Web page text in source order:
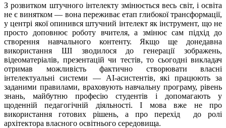
З розвитком штучного інтелекту змінюється весь світ, і освіта
не є винятком — вона переживає етап глибокої трансформації,
у центрі якої опинився штучний інтелект як інструмент, що не
просто доповнює роботу вчителя, а змінює сам підхід до
створення навчального контенту. Якщо ще донедавна
використання ШІ зводилося до генерації зображень,
відеоматеріалів, презентацій чи тестів, то сьогодні викладач
отримав можливість фактично створювати власні
інтелектуальні системи — AI-асистентів, які працюють за
заданими правилами, враховують навчальну програму, рівень
знань, майбутню професію студентів і допомагають у
щоденній педагогічній діяльності. І мова вже не про
використання готових рішень, а про перехід до ролі
архітектора власного освітнього середовища.